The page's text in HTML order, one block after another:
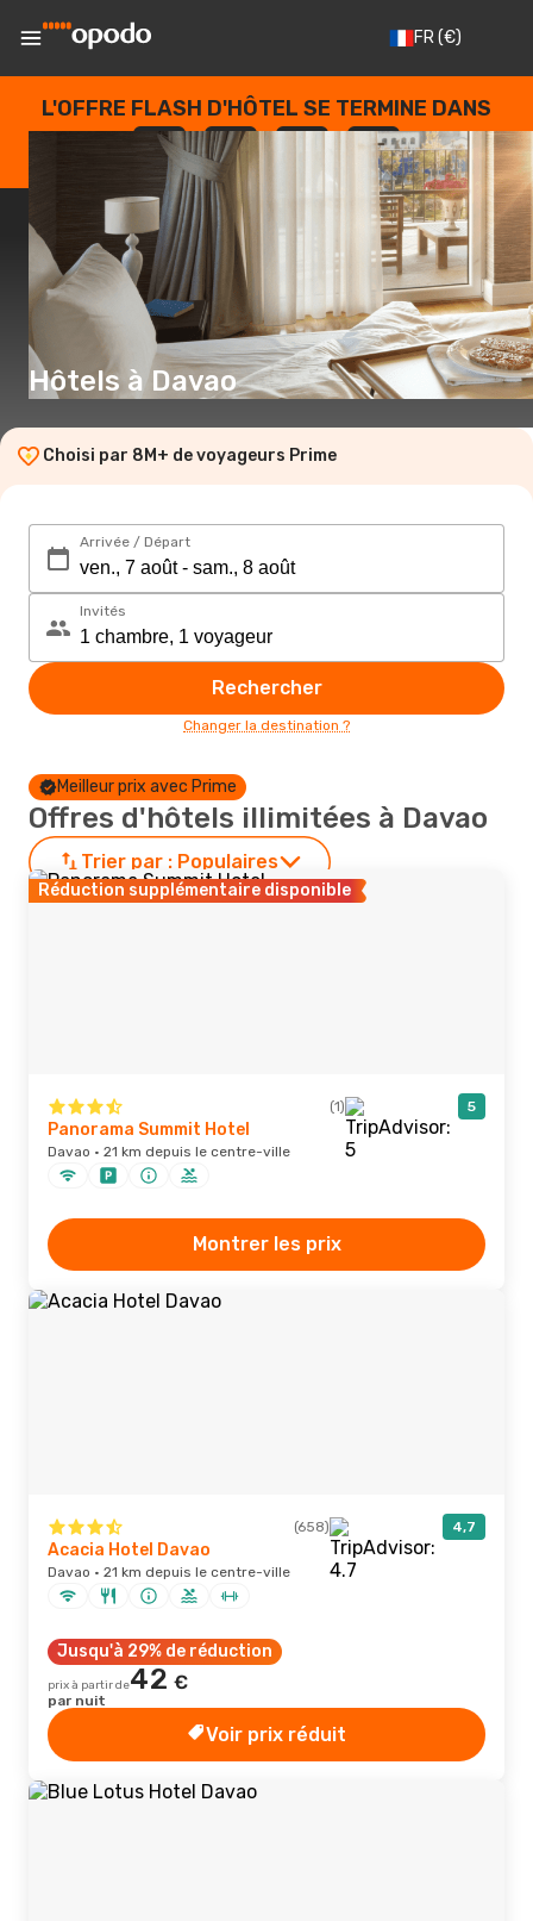
FR(€)
L'OFFRE FLASH D'HÔTEL SE TERMINE DANS
--
JOURS
: --
HEURES
: --
SECONDES
Hôtels à Davao
Choisi par 8M+ de voyageurs Prime
Arrivée / Départ
Invités
Rechercher
Changer la destination ?
Meilleur prix avec Prime
Offres d'hôtels illimitées à Davao
Trier par : Populaires
Réduction supplémentaire disponible
(1) 5
Panorama Summit Hotel
Davao · 21 km depuis le centre-ville
Montrer les prix
(658) 4,7
Acacia Hotel Davao
Davao · 21 km depuis le centre-ville
Jusqu'à 29% de réduction
prix à partir de42 €
par nuit
Voir prix réduit